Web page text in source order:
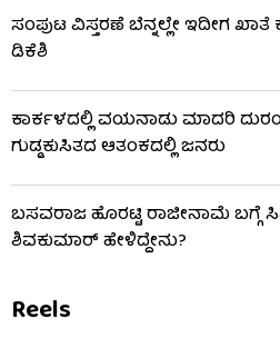
ಸಂಪುಟ ವಿಸ್ತರಣೆ ಬೆನ್ನಲ್ಲೇ ಇದೀಗ ಖಾತೆ
ಡಿಕೆಶಿ
ಕಾರ್ಕಳದಲ್ಲಿ ವಯನಾಡು ಮಾದರಿ
ಗುಡ್ಡಕುಸಿತದ ಆತಂಕದಲ್ಲಿ ಜನರು
ಬಸವರಾಜ ಹೊರಟ್ಟಿ ರಾಜೀನಾಮೆ ಬಗ್ಗೆ
ಶಿವಕುಮಾರ್ ಹೇಳಿದ್ದೇನು?
Reels